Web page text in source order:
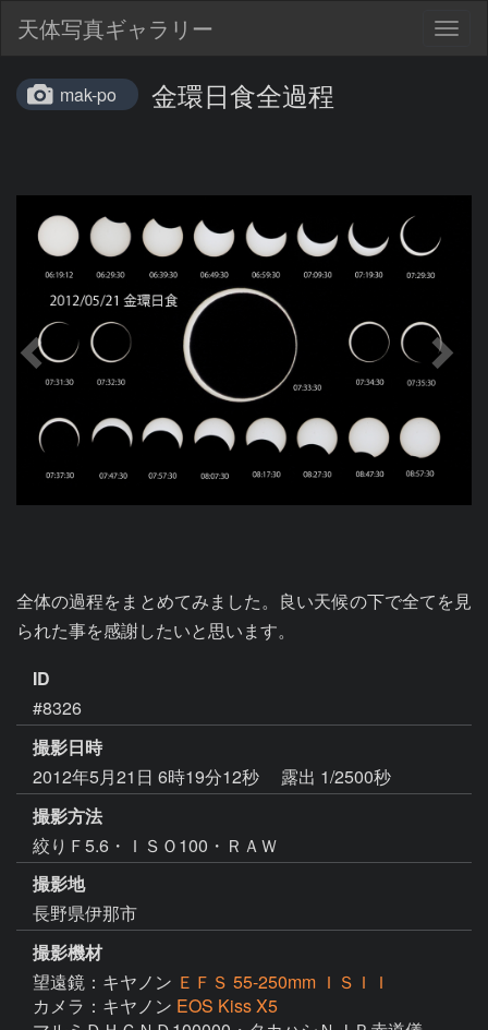
天体写真ギャラリー
mak-po 金環日食全過程
全体の過程をまとめてみました。良い天候の下で全てを見
られた事を感謝したいと思います。
ID
#8326
撮影日時
2012年5月21日 6時19分12秒
露出 1/2500秒
撮影方法
絞りＦ5.6・ＩＳＯ100・ＲＡＷ
撮影地
長野県伊那市
撮影機材
望遠鏡：キヤノン ＥＦＳ 55-250mm ＩＳＩＩ
カメラ：キヤノン EOS Kiss X5